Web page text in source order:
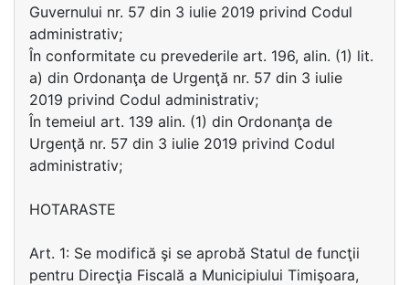
Guvernului nr. 57 din 3 iulie 2019 privind Codul
administrativ;
În conformitate cu prevederile art. 196, alin. (1) lit.
a) din Ordonanţa de Urgenţă nr. 57 din 3 iulie
2019 privind Codul administrativ;
În temeiul art. 139 alin. (1) din Ordonanţa de
Urgenţă nr. 57 din 3 iulie 2019 privind Codul
administrativ;
HOTARASTE
Art. 1: Se modifică şi se aprobă Statul de funcţii
pentru Direcţia Fiscală a Municipiului Timişoara,